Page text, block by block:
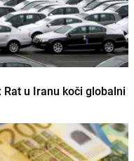
u Iranu koči globalni